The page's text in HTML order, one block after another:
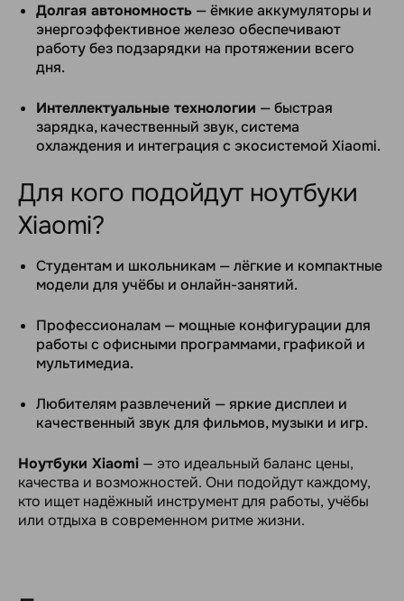
Долгая автономность — ёмкие аккумуляторы и
энергоэффективное железо обеспечивают
работу без подзарядки на протяжении всего
дня.
Интеллектуальные технологии — быстрая
зарядка, качественный звук, система
охлаждения и интеграция с экосистемой Xiaomi.
Для кого подойдут ноутбуки
Xiaomi?
Студентам и школьникам — лёгкие и компактные
модели для учёбы и онлайн-занятий.
Профессионалам — мощные конфигурации для
работы с офисными программами, графикой и
мультимедиа.
Любителям развлечений — яркие дисплеи и
качественный звук для фильмов, музыки и игр.
Ноутбуки Xiaomi — это идеальный баланс цены,
качества и возможностей. Они подойдут каждому,
кто ищет надёжный инструмент для работы, учёбы
или отдыха в современном ритме жизни.